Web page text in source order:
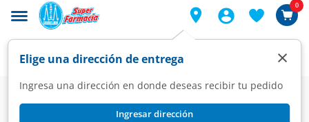
Elige una dirección de entrega
Ingresa una dirección en donde deseas recibir tu pedido
Ingresar dirección
×
0
Super Bebidas
Preparadas y Refrescantes
Refrescantes